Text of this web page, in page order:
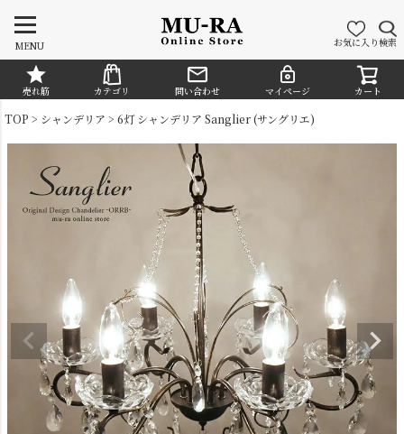
MENU お気に入り検索
CATEGORY
シャンデリア ペンダントライト
売れ筋 カテゴリ 問い合わせ マイページ カート
TOP シャンデリア 6灯 シャンデリア Sanglier (サングリエ)